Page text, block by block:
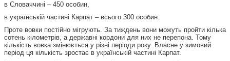
в Словаччині – 450 особин,
в українській частині Карпат – всього 300 особин.
Проте вовки постійно мігрують. За тиждень вони можуть пройти кілька
сотень кілометрів, а державні кордони для них не перепона. Тому
кількість вовка змінюється у різні періоди року. Власне у зимовий
період ця кількість зростає в українській частині Карпат.